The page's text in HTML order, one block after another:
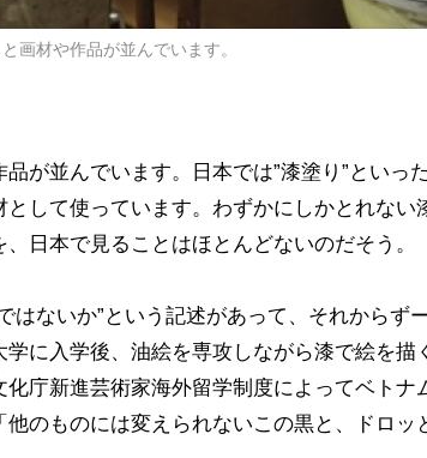
画材や作品が並んでいます。
が並んでいます。日本では”漆塗り”といっ
して使っています。わずかにしかとれない
日本で見ることはほとんどないのだそう。
はないか”という記述があって、それからず
に入学後、油絵を専攻しながら漆で絵を描
庁新進芸術家海外留学制度によってベトナ
のものには変えられないこの黒と、ドロッ